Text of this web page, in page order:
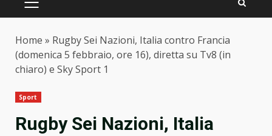
PRIMARY
Home » Rugby Sei Nazioni, Italia contro Francia
(domenica 5 febbraio, ore 16), diretta su Tv8 (in
chiaro) e Sky Sport 1
Sport
Rugby Sei Nazioni, Italia